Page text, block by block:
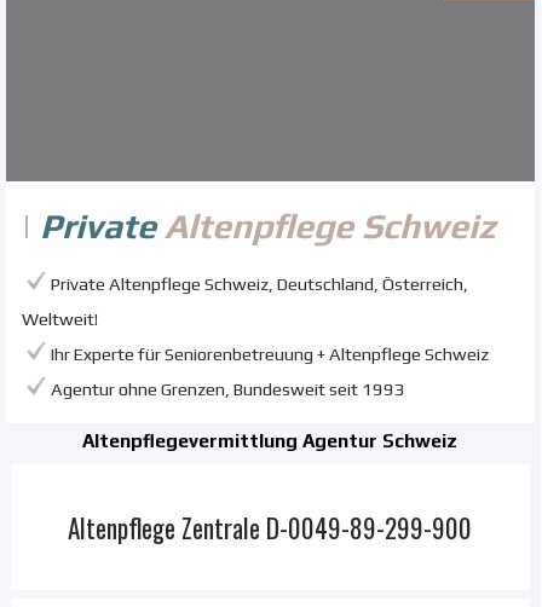
| PrivateAltenpflege Schweiz
Private Altenpflege Schweiz, Deutschland, Österreich,
Weltweit!
Ihr Experte für Seniorenbetreuung + Altenpflege Schweiz
Agentur ohne Grenzen, Bundesweit seit 1993
Altenpflegevermittlung Agentur Schweiz
Altenpflege Zentrale D-0049-89-299-900